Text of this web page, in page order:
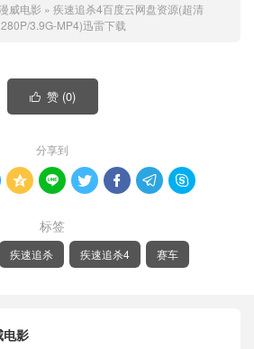
威电影 » 疾速追杀4百度云网盘资源(超清
3.9G-MP4)迅雷下载
 赞 (0)
分享到
     
标签
疾速追杀 疾速追杀4 赛车
电影